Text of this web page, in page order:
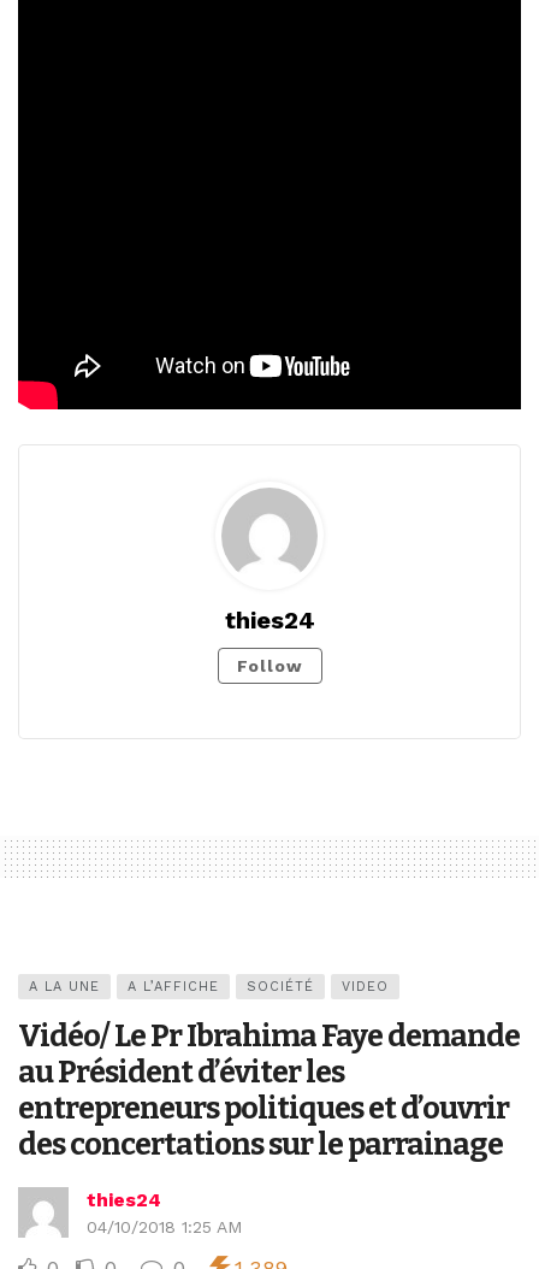
thies24
Follow
A LA UNE A L’AFFICHE SOCIÉTÉ VIDEO
Vidéo/ Le Pr Ibrahima Faye demande
au Président d’éviter les
entrepreneurs politiques et d’ouvrir
des concertations sur le parrainage
thies24
04/10/2018 1:25 AM